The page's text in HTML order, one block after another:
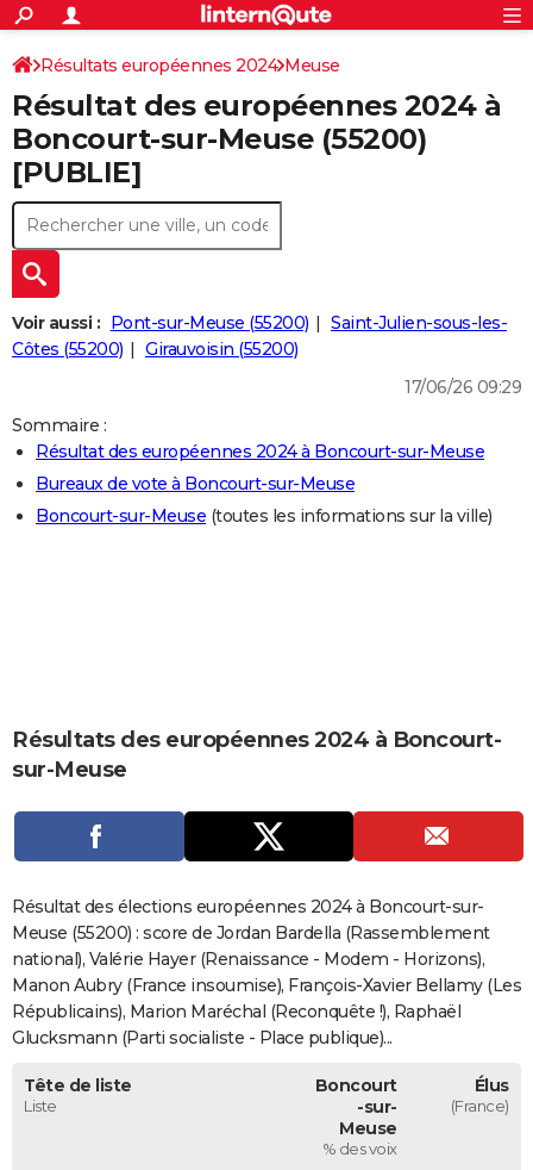
ACTUALITÉS
Politique
Société
Faits Divers
Education
Monde
Villes
+
SPORT
Coupe du monde 2026
Football
Tennis
Cyclisme
Rugby
Forum
Programme TV
TNT
Streaming
Cinéma
Sorties cinéma
Musique
+FINANCE
Retraite
Impôts
Epargne
Immobilier
Risques naturels par ville
Banque
Assurance
CréditAUTO
Essais
Réserver un essai
Citadines
Berlines
SUV
Forum auto
+HIGH-TECH
Mobiles
Meilleur smartphone
Internet
Ordinateurs
Jeux vidéo
Guide high-tech
+
BRICOLAGE
Forum
Aménagement intérieur
Extérieur
Cuisine
Salle de bains
Jardinage
Rangement
+
LIFESTYLE
Art de vivre
Bien-être
Loisirs
Mode
Modes de vie
SANTE
Alimentation
Guide de la santé
Maladies
Médicaments
Sommeil
VOYAGE
Carte de Noël
Carte Bonne année
Carte Saint-Valentin
Carte Pâques
Carte d'anniversaire
COPAINS D'AVANT
AVIS DE DÉCÈS
FORUM
Bricolage
Lifestyle
Culture
Sport
Auto
Television
Voyage
Cinema
S'inscrire
Connexion
Résultats européennes 2024 Meuse
Résultat des européennes 2024 à
Boncourt-sur-Meuse (55200)
[PUBLIE]
Voir aussi : Pont-sur-Meuse (55200)
Saint-Julien-sous-les-
Côtes (55200)
Girauvoisin (55200)
17/06/26 09:29
Sommaire :
Résultat des européennes 2024 à Boncourt-sur-Meuse
Bureaux de vote à Boncourt-sur-Meuse
Boncourt-sur-Meuse (toutes les informations sur la ville)
Résultats des européennes 2024 à Boncourt-
sur-Meuse
Résultat des élections européennes 2024 à Boncourt-sur-
Meuse (55200) : score de Jordan Bardella (Rassemblement
national), Valérie Hayer (Renaissance - Modem - Horizons),
Manon Aubry (France insoumise), François-Xavier Bellamy (Les
Républicains), Marion Maréchal (Reconquête !), Raphaël
Glucksmann (Parti socialiste - Place publique)...
Tête de liste
Liste
Boncourt
-sur-
Meuse
% des voix
Élus
(France)